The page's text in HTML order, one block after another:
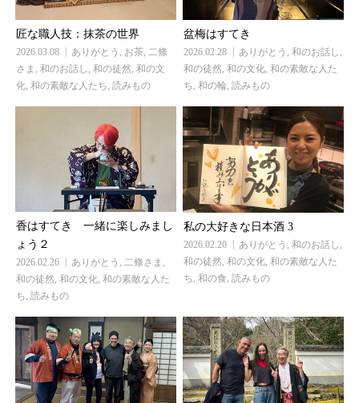
匠な職人技：抹茶の世界
2026.03.08 ありがとう , お茶, 二條
さま , 和のお話し , 和の徒然, 和の文
化, 和の素敵な人たち, 読みもの
盆梅はすてき
2026.02.28 ありがとう 和のお話し
和の徒然 和の文化 和の素敵な人た
ち 和の輪 読みもの
香はすてき 一緒に楽しみまし
ょう２
2026.02.26 ありがとう , 二條さま ,
和の徒然, 和の文化, 和の素敵な人た
ち, 読みもの
私の大好きな日本酒 3
2026.02.20 ありがとう 和のお話し
和の徒然 和の文化 和の素敵な人た
ち 和の食 読みもの